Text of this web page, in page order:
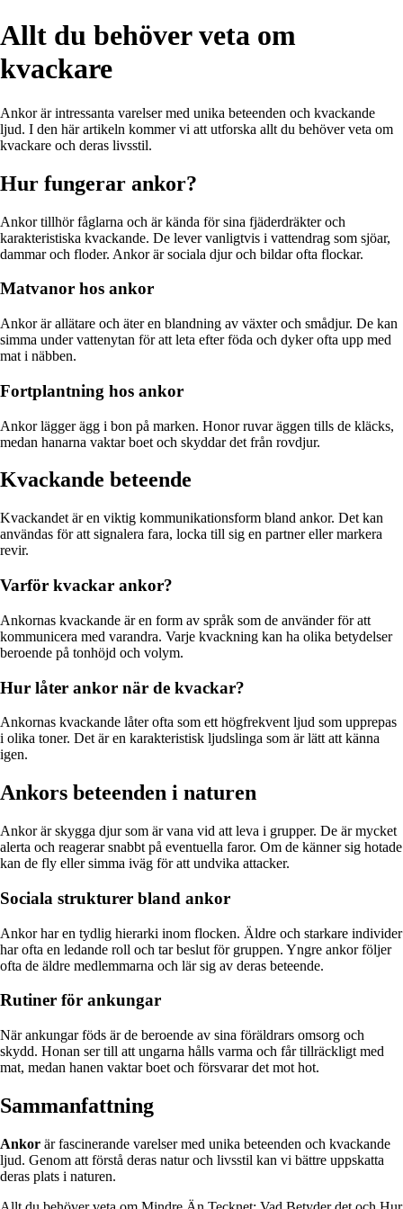
Allt du behöver veta om
kvackare
Ankor är intressanta varelser med unika beteenden och kvackande
ljud. I den här artikeln kommer vi att utforska allt du behöver veta om
kvackare och deras livsstil.
Hur fungerar ankor?
Ankor tillhör fåglarna och är kända för sina fjäderdräkter och
karakteristiska kvackande. De lever vanligtvis i vattendrag som sjöar,
dammar och floder. Ankor är sociala djur och bildar ofta flockar.
Matvanor hos ankor
Ankor är allätare och äter en blandning av växter och smådjur. De kan
simma under vattenytan för att leta efter föda och dyker ofta upp med
mat i näbben.
Fortplantning hos ankor
Ankor lägger ägg i bon på marken. Honor ruvar äggen tills de kläcks,
medan hanarna vaktar boet och skyddar det från rovdjur.
Kvackande beteende
Kvackandet är en viktig kommunikationsform bland ankor. Det kan
användas för att signalera fara, locka till sig en partner eller markera
revir.
Varför kvackar ankor?
Ankornas kvackande är en form av språk som de använder för att
kommunicera med varandra. Varje kvackning kan ha olika betydelser
beroende på tonhöjd och volym.
Hur låter ankor när de kvackar?
Ankornas kvackande låter ofta som ett högfrekvent ljud som upprepas
i olika toner. Det är en karakteristisk ljudslinga som är lätt att känna
igen.
Ankors beteenden i naturen
Ankor är skygga djur som är vana vid att leva i grupper. De är mycket
alerta och reagerar snabbt på eventuella faror. Om de känner sig hotade
kan de fly eller simma iväg för att undvika attacker.
Sociala strukturer bland ankor
Ankor har en tydlig hierarki inom flocken. Äldre och starkare individer
har ofta en ledande roll och tar beslut för gruppen. Yngre ankor följer
ofta de äldre medlemmarna och lär sig av deras beteende.
Rutiner för ankungar
När ankungar föds är de beroende av sina föräldrars omsorg och
skydd. Honan ser till att ungarna hålls varma och får tillräckligt med
mat, medan hanen vaktar boet och försvarar det mot hot.
Sammanfattning
Ankor är fascinerande varelser med unika beteenden och kvackande
ljud. Genom att förstå deras natur och livsstil kan vi bättre uppskatta
deras plats i naturen.